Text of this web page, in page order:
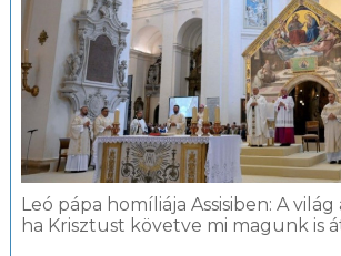
Leó pápa homíliája Assisiben: A
ha Krisztust követve mi magunk is